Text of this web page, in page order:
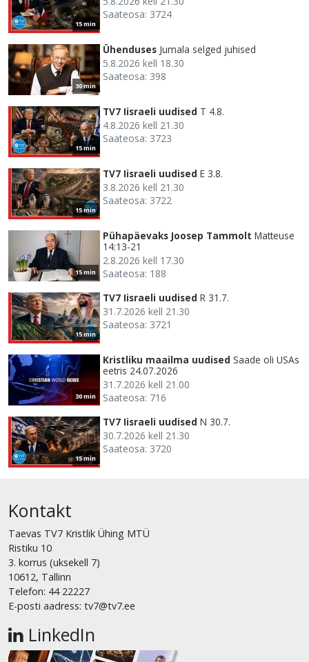
15 min
Saateosa: 3724
30 min
Ühenduses Jumala selged juhised
5.8.2026 kell 18.30
Saateosa: 398
15 min
TV7 Iisraeli uudised T 4.8.
4.8.2026 kell 21.30
Saateosa: 3723
15 min
TV7 Iisraeli uudised E 3.8.
3.8.2026 kell 21.30
Saateosa: 3722
15 min
Pühapäevaks Joosep Tammolt Matteuse
14:13-21
2.8.2026 kell 17.30
Saateosa: 188
15 min
TV7 Iisraeli uudised R 31.7.
31.7.2026 kell 21.30
Saateosa: 3721
30 min
Kristliku maailma uudised Saade oli USAs
eetris 24.07.2026
31.7.2026 kell 21.00
Saateosa: 716
15 min
TV7 Iisraeli uudised N 30.7.
30.7.2026 kell 21.30
Saateosa: 3720
Kontakt
Taevas TV7 Kristlik Ühing MTÜ
Ristiku 10
3. korrus (uksekell 7)
10612, Tallinn
Telefon: 44 22227
E-posti aadress: tv7@tv7.ee
LinkedIn